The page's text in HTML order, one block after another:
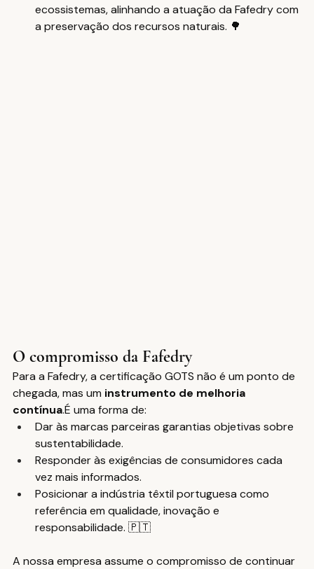
ecossistemas, alinhando a atuação da Fafedry com
a preservação dos recursos naturais. 🌳
O compromisso da Fafedry
Para a Fafedry, a certificação GOTS não é um ponto de
chegada, mas um instrumento de melhoria
contínua.É uma forma de:
Dar às marcas parceiras garantias objetivas sobre
sustentabilidade.
Responder às exigências de consumidores cada
vez mais informados.
Posicionar a indústria têxtil portuguesa como
referência em qualidade, inovação e
responsabilidade. 🇵🇹
A nossa empresa assume o compromisso de continuar